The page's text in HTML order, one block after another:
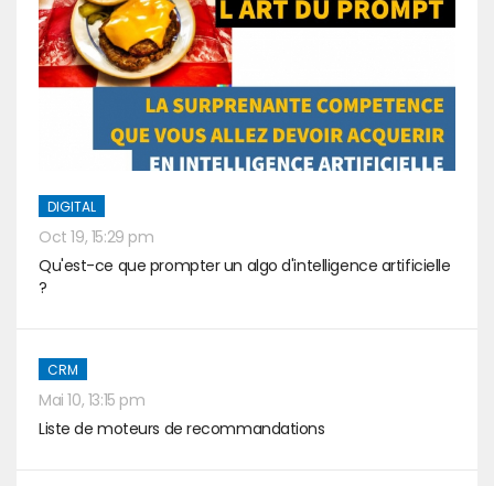
DIGITAL
Oct 19, 15:29 pm
Qu'est-ce que prompter un algo d'intelligence artificielle
?
CRM
Mai 10, 13:15 pm
Liste de moteurs de recommandations